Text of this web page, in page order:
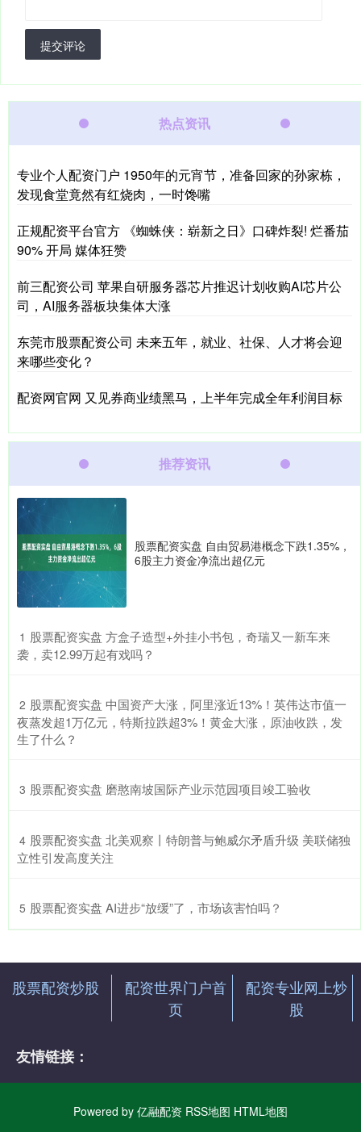
提交评论
热点资讯
专业个人配资门户 1950年的元宵节，准备回家的孙家栋，
发现食堂竟然有红烧肉，一时馋嘴
正规配资平台官方 《蜘蛛侠：崭新之日》口碑炸裂! 烂番茄
90% 开局 媒体狂赞
前三配资公司 苹果自研服务器芯片推迟计划收购AI芯片公
司，AI服务器板块集体大涨
东莞市股票配资公司 未来五年，就业、社保、人才将会迎
来哪些变化？
配资网官网 又见券商业绩黑马，上半年完成全年利润目标
推荐资讯
股票配资实盘 自由贸易港概念下跌1.35%，
6股主力资金净流出超亿元
1 ​股票配资实盘 方盒子造型+外挂小书包，奇瑞又一新车来
袭，卖12.99万起有戏吗？
2 ​股票配资实盘 中国资产大涨，阿里涨近13%！英伟达市值一
夜蒸发超1万亿元，特斯拉跌超3%！黄金大涨，原油收跌，发
生了什么？
3 ​股票配资实盘 磨憨南坡国际产业示范园项目竣工验收
4 ​股票配资实盘 北美观察丨特朗普与鲍威尔矛盾升级 美联储独
立性引发高度关注
5 ​股票配资实盘 AI进步“放缓”了，市场该害怕吗？
股票配资炒股
配资世界门户首
页
配资专业网上炒
股
友情链接：
Powered by 亿融配资 RSS地图 HTML地图